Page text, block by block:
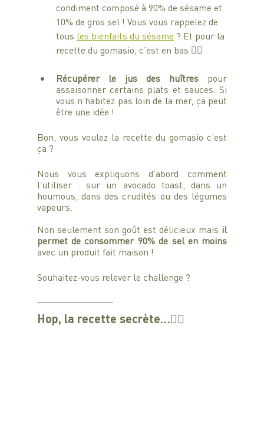
condiment composé à 90% de sésame et
10% de gros sel ! Vous vous rappelez de
tous les bienfaits du sésame ? Et pour la
recette du gomasio, c’est en bas 👇🏼
Récupérer le jus des huîtres pour
assaisonner certains plats et sauces. Si
vous n’habitez pas loin de la mer, ça peut
être une idée !
Bon, vous voulez la recette du gomasio c’est
ça ?
Nous vous expliquons d’abord comment
l’utiliser : sur un avocado toast, dans un
houmous, dans des crudités ou des légumes
vapeurs.
Non seulement son goût est délicieux mais il
permet de consommer 90% de sel en moins
avec un produit fait maison !
Souhaitez-vous relever le challenge ?
Hop, la recette secrète…👇🏼